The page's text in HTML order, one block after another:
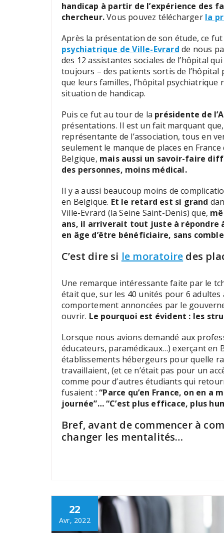
handicap à partir de l’expérience des
chercheur.Vous pouvez télécharger la
Après la présentation de son étude, ce
psychiatrique de Ville-Evrard de nous
des 12 assistantes sociales de l’hôpital
toujours – des patients sortis de
que leurs familles, l’hôpital psychiatrique
situation de handicap.
Puis ce fut au tour de la présidente de
présentations. Il est un fait marquant
représentante de l’association, tous en
seulement le manque de places en
Belgique, mais aussi un savoir-faire
des personnes, moins médical.
Il y a aussi beaucoup moins de
en Belgique. Et le retard est si grand
Ville-Evrard (la Seine Saint-Denis) que,
ans, il arriverait tout juste à répondre
en âge d’être bénéficiaire, sans
C’est dire si le moratoire des
Une remarque intéressante faite par le
était que, sur les 40 unités pour 6
comportement annoncées par le
ouvrir. Le pourquoi est évident : les
Lorsque nous avions demandé aux
éducateurs, paramédicaux…) exerçant en
établissements hébergeurs pour quelle
travaillaient, (et ce n’était pas pour un
comme pour d’autres étudiants qui
fusaient :“Parce qu’en France, on en
journée”… “C’est plus efficace, plus
Bref, avant de commencer à
changer les mentalités…
22
Avr, 2022